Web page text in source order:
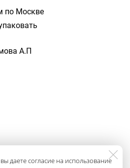
по Москве
А.П
даете согласие на использование